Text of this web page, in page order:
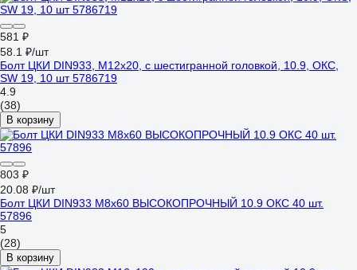
581 ₽
58.1 ₽/шт
Болт ЦКИ DIN933, М12x20, с шестигранной головкой, 10.9, ОКС,
SW 19, 10 шт 5786719
4.9
(38)
В корзину
803 ₽
20.08 ₽/шт
Болт ЦКИ DIN933 М8х60 ВЫСОКОПРОЧНЫЙ 10.9 ОКС 40 шт.
57896
5
(28)
В корзину